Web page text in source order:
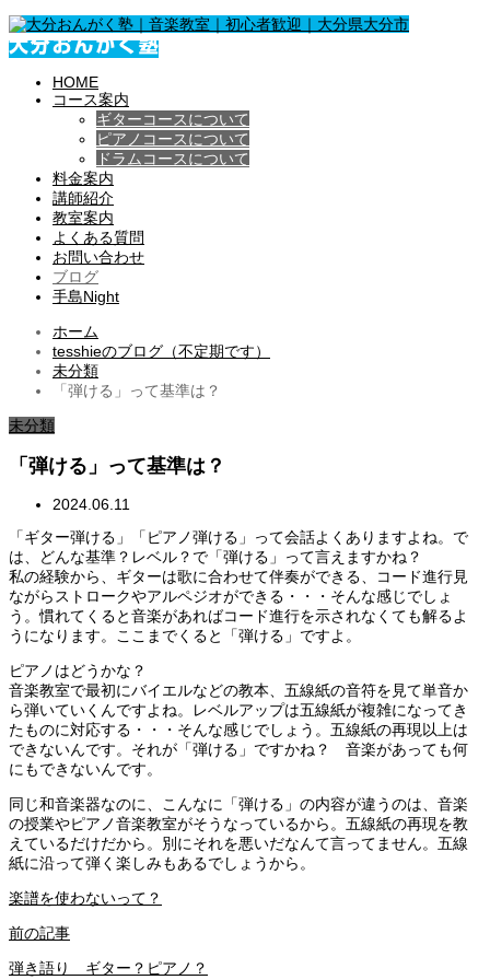
HOME
コース案内
ギターコースについて
ピアノコースについて
ドラムコースについて
料金案内
講師紹介
教室案内
よくある質問
お問い合わせ
ブログ
手島Night
ホーム
tesshieのブログ（不定期です）
未分類
「弾ける」って基準は？
未分類
「弾ける」って基準は？
2024.06.11
「ギター弾ける」「ピアノ弾ける」って会話よくありますよね。で
は、どんな基準？レベル？で「弾ける」って言えますかね？
私の経験から、ギターは歌に合わせて伴奏ができる、コード進行見
ながらストロークやアルペジオができる・・・そんな感じでしょ
う。慣れてくると音楽があればコード進行を示されなくても解るよ
うになります。ここまでくると「弾ける」ですよ。
ピアノはどうかな？
音楽教室で最初にバイエルなどの教本、五線紙の音符を見て単音か
ら弾いていくんですよね。レベルアップは五線紙が複雑になってき
たものに対応する・・・そんな感じでしょう。五線紙の再現以上は
できないんです。それが「弾ける」ですかね？ 音楽があっても何
にもできないんです。
同じ和音楽器なのに、こんなに「弾ける」の内容が違うのは、音楽
の授業やピアノ音楽教室がそうなっているから。五線紙の再現を教
えているだけだから。別にそれを悪いだなんて言ってません。五線
紙に沿って弾く楽しみもあるでしょうから。
楽譜を使わないって？
前の記事
弾き語り ギター？ピアノ？